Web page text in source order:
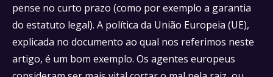
pense no curto prazo (como por exemplo a garantia
do estatuto legal). A política da União Europeia (UE),
explicada no documento ao qual nos referimos neste
artigo, é um bom exemplo. Os agentes europeus